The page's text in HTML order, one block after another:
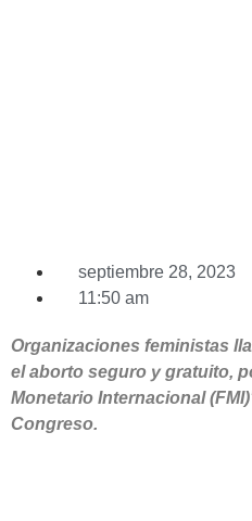
septiembre 28, 2023
11:50 am
Organizaciones feministas
el aborto seguro y gratuito,
Monetario Internacional
Congreso.